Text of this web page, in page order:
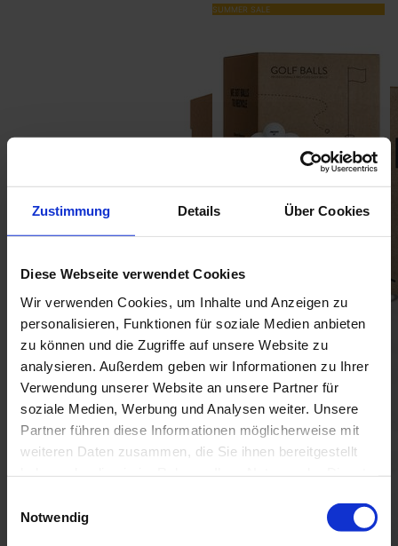
Zustimmung Details Über Cookies
Diese Webseite verwendet Cookies
Wir verwenden Cookies, um Inhalte und Anzeigen zu
personalisieren, Funktionen für soziale Medien anbieten
zu können und die Zugriffe auf unsere Website zu
analysieren. Außerdem geben wir Informationen zu Ihrer
Verwendung unserer Website an unsere Partner für
soziale Medien, Werbung und Analysen weiter. Unsere
Partner führen diese Informationen möglicherweise mit
weiteren Daten zusammen, die Sie ihnen bereitgestellt
Notwendig
SUMMER SALE
Lakeballs Mix
30,90 €
Bestseller 7
augDistanzbälleBall Mix
in den Warenkorb